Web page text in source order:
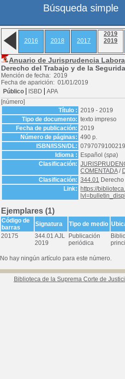
2016 2018 2017
2019
2019
Anuario de Jurisprudencia
Derecho del Trabajo y de la
Mención de fecha: 2019
Fecha de aparición: 01/01/2019
Público
ISBD
APA
[número]
Título : 2019 - 2019
Tipo de documento: texto impreso
Fecha de publicación: 2019
Número de páginas: 490 p.
ISBN/ISSN/DL: 0797079100219
Idioma :
Español (spa)
Clasificación:
COMENTADA/
Clasificación: 344.01
Link:
https://
Ejemplares (1)
Código de
barras
Signatura Tipo de medio
20175
344.01 AJL
2019
Publicación
periódica
No hay ningún artículo para este número.
Biblioteca de la Suprema Corte de
Búsqueda simple